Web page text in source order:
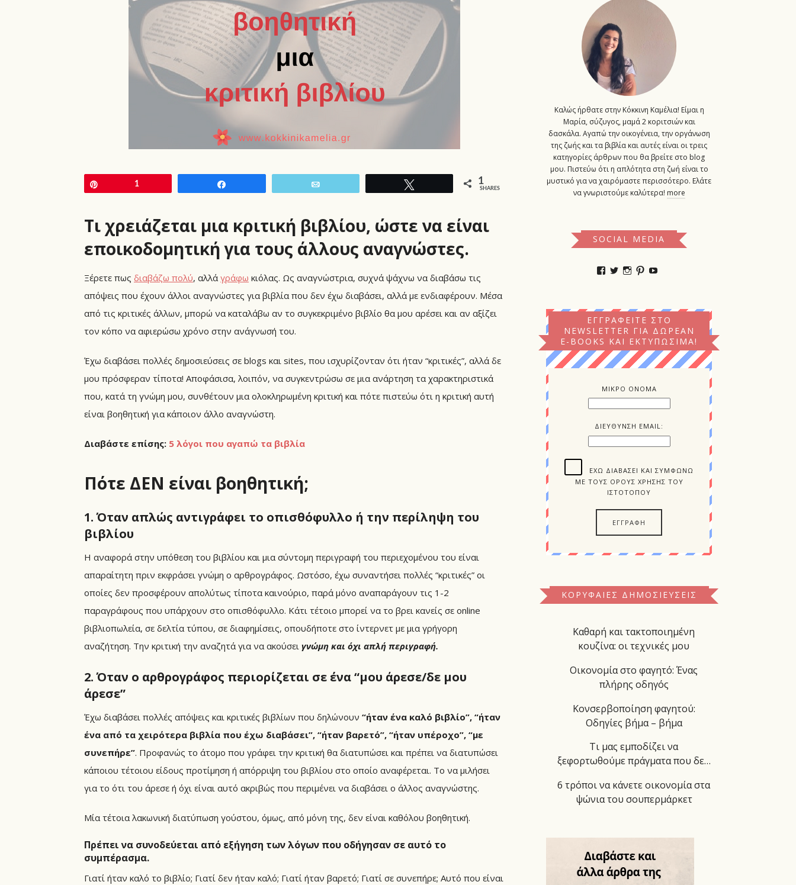
1 1
SHARES
Τι χρειάζεται μια κριτική βιβλίου, ώστε να είναι
εποικοδομητική για τους άλλους αναγνώστες.
Ξέρετε πως διαβάζω πολύ, αλλά γράφω κιόλας. Ως αναγνώστρια, συχνά ψάχνω να διαβάσω τις
απόψεις που έχουν άλλοι αναγνώστες για βιβλία που δεν έχω διαβάσει, αλλά με ενδιαφέρουν. Μέσα
από τις κριτικές άλλων, μπορώ να καταλάβω αν το συγκεκριμένο βιβλίο θα μου αρέσει και αν αξίζει
τον κόπο να αφιερώσω χρόνο στην ανάγνωσή του.
Έχω διαβάσει πολλές δημοσιεύσεις σε blogs και sites, που ισχυρίζονταν ότι ήταν “κριτικές”, αλλά δε
μου πρόσφεραν τίποτα! Αποφάσισα, λοιπόν, να συγκεντρώσω σε μια ανάρτηση τα χαρακτηριστικά
που, κατά τη γνώμη μου, συνθέτουν μια ολοκληρωμένη κριτική και πότε πιστεύω ότι η κριτική αυτή
είναι βοηθητική για κάποιον άλλο αναγνώστη.
Διαβάστε επίσης: 5 λόγοι που αγαπώ τα βιβλία
Πότε ΔΕΝ είναι βοηθητική;
1. Όταν απλώς αντιγράφει το οπισθόφυλλο ή την περίληψη του
βιβλίου
Η αναφορά στην υπόθεση του βιβλίου και μια σύντομη περιγραφή του περιεχομένου του είναι
απαραίτητη πριν εκφράσει γνώμη ο αρθρογράφος. Ωστόσο, έχω συναντήσει πολλές “κριτικές” οι
οποίες δεν προσφέρουν απολύτως τίποτα καινούριο, παρά μόνο αναπαράγουν τις 1-2
παραγράφους που υπάρχουν στο οπισθόφυλλο. Κάτι τέτοιο μπορεί να το βρει κανείς σε online
βιβλιοπωλεία, σε δελτία τύπου, σε διαφημίσεις, οπουδήποτε στο ίντερνετ με μια γρήγορη
αναζήτηση. Την κριτική την αναζητά για να ακούσει γνώμη και όχι απλή περιγραφή.
2. Όταν ο αρθρογράφος περιορίζεται σε ένα “μου άρεσε/δε μου
άρεσε”
Έχω διαβάσει πολλές απόψεις και κριτικές βιβλίων που δηλώνουν “ήταν ένα καλό βιβλίο”, “ήταν
ένα από τα χειρότερα βιβλία που έχω διαβάσει”, “ήταν βαρετό”, “ήταν υπέροχο”, “με
συνεπήρε”. Προφανώς το άτομο που γράφει την κριτική θα διατυπώσει και πρέπει να διατυπώσει
κάποιου τέτοιου είδους προτίμηση ή απόρριψη του βιβλίου στο οποίο αναφέρεται. Το να μιλήσει
για το ότι του άρεσε ή όχι είναι αυτό ακριβώς που περιμένει να διαβάσει ο άλλος αναγνώστης.
Μία τέτοια λακωνική διατύπωση γούστου, όμως, από μόνη της, δεν είναι καθόλου βοηθητική.
Πρέπει να συνοδεύεται από εξήγηση των λόγων που οδήγησαν σε αυτό το
συμπέρασμα.
Γιατί ήταν καλό το βιβλίο; Γιατί δεν ήταν καλό; Γιατί ήταν βαρετό; Γιατί σε συνεπήρε; Αυτό που είναι
Καλώς ήρθατε στην Κόκκινη Καμέλια! Είμαι η
Μαρία, σύζυγος, μαμά 2 κοριτσιών και
δασκάλα. Αγαπώ την οικογένεια, την οργάνωση
της ζωής και τα βιβλία και αυτές είναι οι τρεις
κατηγορίες άρθρων που θα βρείτε στο blog
μου. Πιστεύω ότι η απλότητα στη ζωή είναι το
μυστικό για να χαιρόμαστε περισσότερο. Ελάτε
να γνωριστούμε καλύτερα! more
SOCIAL MEDIA
Προβολή
στο
Facebook
Προβολή
στο
Twitter
Προβολή
στο
Instagram
Προβολή
στο
Pinterest
ΕΓΓΡΑΦΕΊΤΕ ΣΤΟ
NEWSLETTER ΓΙΑ ΔΩΡΕΆΝ
E-BOOKS ΚΑΙ ΕΚΤΥΠΏΣΙΜΑ!
ΜΙΚΡΟ ΟΝΟΜΑ
ΔΙΕΥΘΥΝΣΗ EMAIL:
ΈΧΩ ΔΙΑΒΆΣΕΙ ΚΑΙ ΣΥΜΦΩΝΏ
ΜΕ ΤΟΥΣ ΌΡΟΥΣ ΧΡΉΣΗΣ ΤΟΥ
ΙΣΤΌΤΟΠΟΥ
ΚΟΡΥΦΑΊΕΣ ΔΗΜΟΣΙΕΎΣΕΙΣ
Καθαρή και τακτοποιημένη
κουζίνα: οι τεχνικές μου
Οικονομία στο φαγητό: Ένας
πλήρης οδηγός
Κονσερβοποίηση φαγητού:
Οδηγίες βήμα – βήμα
Τι μας εμποδίζει να
ξεφορτωθούμε πράγματα που δε…
6 τρόποι να κάνετε οικονομία στα
ψώνια του σουπερμάρκετ